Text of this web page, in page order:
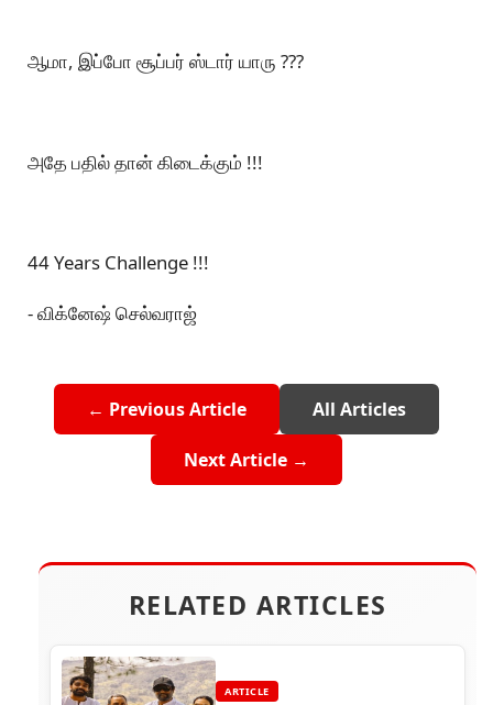
ஆமா, இப்போ சூப்பர் ஸ்டார் யாரு ???
அதே பதில் தான் கிடைக்கும் !!!
44 Years Challenge !!!
- விக்னேஷ் செல்வராஜ்
← Previous Article All Articles
Next Article →
RELATED ARTICLES
ARTICLE